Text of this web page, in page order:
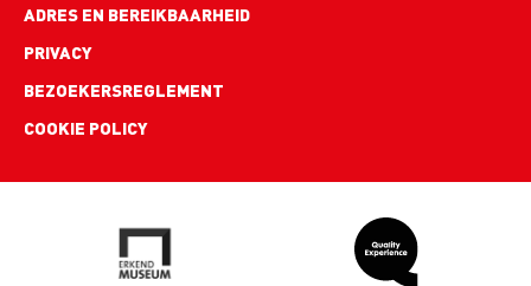
ADRES EN BEREIKBAARHEID
PRIVACY
BEZOEKERSREGLEMENT
COOKIE POLICY